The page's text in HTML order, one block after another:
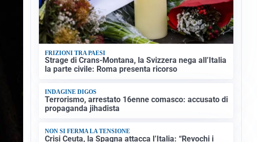
FRIZIONI TRA PAESI
Strage di Crans-Montana, la Svizzera nega all’Italia
la parte civile: Roma presenta ricorso
INDAGINE DIGOS
Terrorismo, arrestato 16enne comasco: accusato di
propaganda jihadista
NON SI FERMA LA TENSIONE
Crisi Ceuta, la Spagna attacca l’Italia: “Revochi i